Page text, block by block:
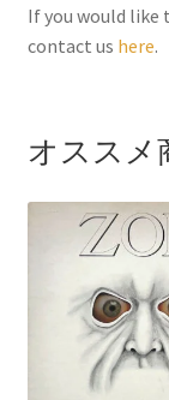
o
o
e
r
If you would like
contact us here.
オススメ